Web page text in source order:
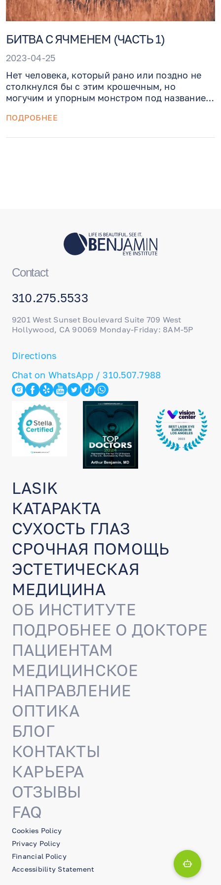
БИТВА С ЯЧМЕНЕМ (ЧАСТЬ 1)
2023-04-25
Нет человека, который рано или поздно не
столкнулся бы с этим крошечным, но
могучим и упорным монстром под названием
бродячим рыцарям. Ну или как минимум –
ПОДРОБНЕЕ
Cookies Policy
Privacy Policy
Financial Policy
Accessibility Statement
ОБ ИНСТИТУТЕ
ПОДРОБНЕЕ О ДОКТОРЕ
ПАЦИЕНТАМ
МЕДИЦИНСКОЕ
НАПРАВЛЕНИЕ
ОПТИКА
БЛОГ
КОНТАКТЫ
КАРЬЕРА
ОТЗЫВЫ
FAQ
LASIK
КАТАРАКТА
СУХОСТЬ ГЛАЗ
СРОЧНАЯ ПОМОЩЬ
ЭСТЕТИЧЕСКАЯ
МЕДИЦИНА
Contact
310.275.5533
9201 West Sunset Boulevard Suite 709 West
Hollywood, CA 90069 Monday-Friday: 8AM-5P
Directions
Chat on WhatsApp / 310.507.7988